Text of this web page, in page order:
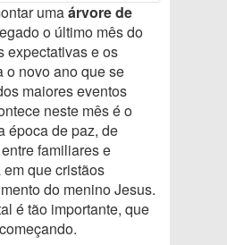
umaárvore de
o último mês do
expectativas e os
o novo ano que se
maiores eventos
neste mês é o
época de paz, de
familiares e
que cristãos
do menino Jesus.
é tão importante, que